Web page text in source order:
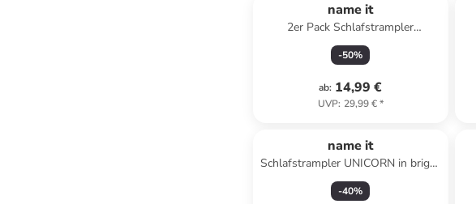
name it
2er Pack Schlafstrampler
NBMNIGHTSUIT FIRETRUCK in
grey melange
-50%
ab: 14,99 €
UVP: 29,99 €*
name it
Schlafstrampler UNICORN in bright
white
-40%